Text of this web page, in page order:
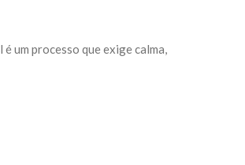
um processo que exige calma,